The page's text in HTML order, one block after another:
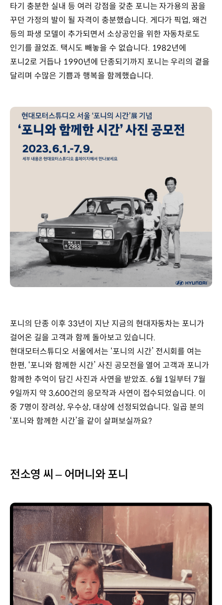
타기 충분한 실내 등 여러 강점을 갖춘 포니는 자가용의 꿈을
꾸던 가정의 발이 될 자격이 충분했습니다. 게다가 픽업, 왜건
등의 파생 모델이 추가되면서 소상공인을 위한 자동차로도
인기를 끌었죠. 택시도 빼놓을 수 없습니다. 1982년에
포니2로 거듭나 1990년에 단종되기까지 포니는 우리의 곁을
달리며 수많은 기쁨과 행복을 함께했습니다.
포니의 단종 이후 33년이 지난 지금의 현대자동차는 포니가
걸어온 길을 고객과 함께 돌아보고 있습니다.
현대모터스튜디오 서울에서는 ‘포니의 시간’ 전시회를 여는
한편, ‘포니와 함께한 시간’ 사진 공모전을 열어 고객과 포니가
함께한 추억이 담긴 사진과 사연을 받았죠. 6월 1일부터 7월
9일까지 약 3,600건의 응모작과 사연이 접수되었습니다. 이
중 7명이 장려상, 우수상, 대상에 선정되었습니다. 일곱 분의
‘포니와 함께한 시간’을 같이 살펴보실까요?
전소영 씨 – 어머니와 포니